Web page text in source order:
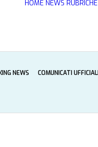
HOME NEWS RUBRICHE
NEWS COMUNICATI UFFICIALI